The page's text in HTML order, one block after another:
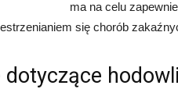
ma na celu
się chorób